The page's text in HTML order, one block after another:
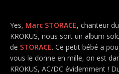
Yes, Marc STORACE, chanteur
KROKUS, nous sort un album
de STORACE. Ce petit bébé a
vous le donne en mille, on est
KROKUS, AC/DC évidemment !